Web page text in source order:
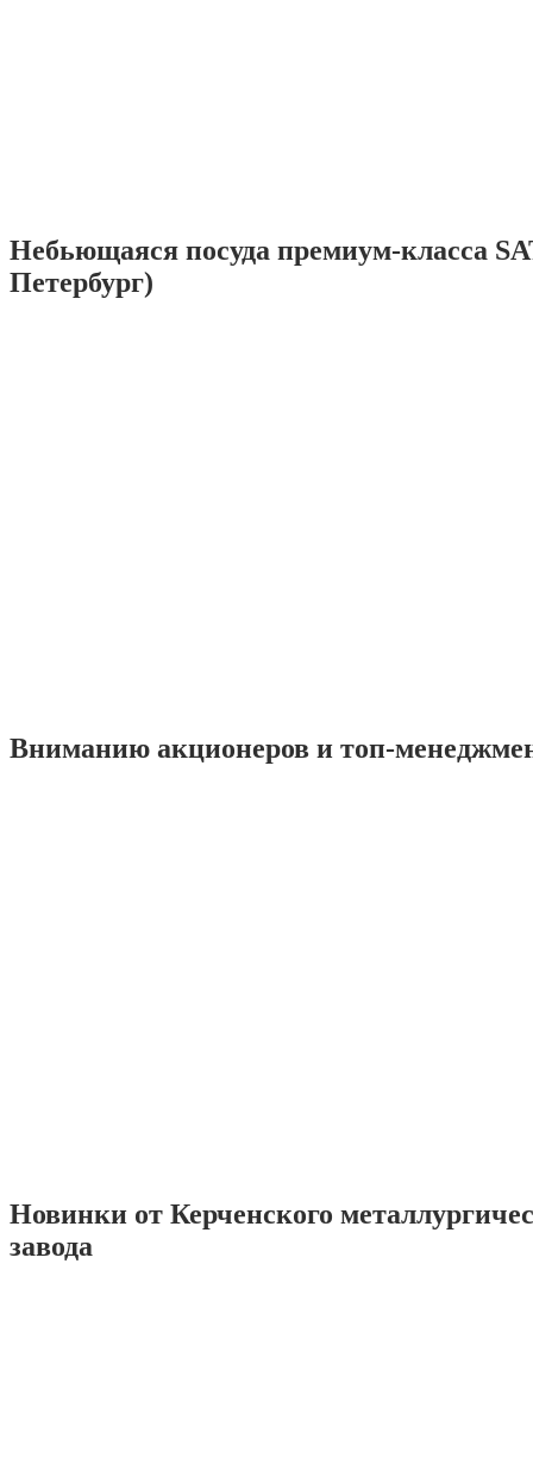
Небьющаяся посуда премиум-класса
Петербург)
Вниманию акционеров и топ-
Новинки от Керченского
завода